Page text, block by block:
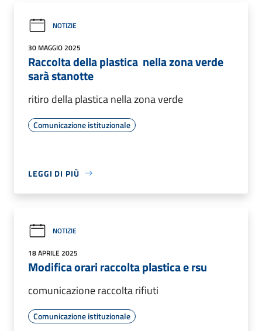
NOTIZIE
30 MAGGIO 2025
Raccolta della plastica nella zona verde
sarà stanotte
ritiro della plastica nella zona verde
Comunicazione istituzionale
LEGGI DI PIÙ
NOTIZIE
18 APRILE 2025
Modifica orari raccolta plastica e rsu
comunicazione raccolta rifiuti
Comunicazione istituzionale